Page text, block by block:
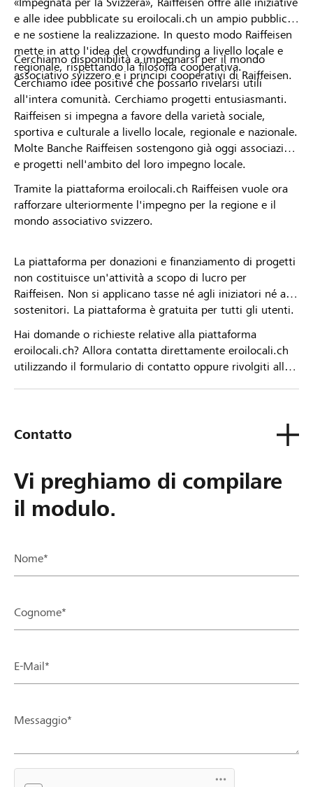
e alle idee pubblicate su eroilocali.ch un ampio pubblico
e ne sostiene la realizzazione. In questo modo Raiffeisen
mette in atto l'idea del crowdfunding a livello locale e
regionale, rispettando la filosofia cooperativa.
Cerchiamo idee positive che possano rivelarsi utili
all'intera comunità. Cerchiamo progetti entusiasmanti.
Cerchiamo disponibilità a impegnarsi per il mondo
associativo svizzero e i principi cooperativi di Raiffeisen.
Raiffeisen si impegna a favore della varietà sociale,
sportiva e culturale a livello locale, regionale e nazionale.
Molte Banche Raiffeisen sostengono già oggi associazioni
e progetti nell'ambito del loro impegno locale.
Tramite la piattaforma eroilocali.ch Raiffeisen vuole ora
rafforzare ulteriormente l'impegno per la regione e il
mondo associativo svizzero.
La piattaforma per donazioni e finanziamento di progetti
non costituisce un'attività a scopo di lucro per
Raiffeisen. Non si applicano tasse né agli iniziatori né ai
sostenitori. La piattaforma è gratuita per tutti gli utenti.
Hai domande o richieste relative alla piattaforma
eroilocali.ch? Allora contatta direttamente eroilocali.ch
utilizzando il formulario di contatto oppure rivolgiti alla
Contatto
Vi preghiamo di compilare
il modulo.
Nome*
Cognome*
E-Mail*
Messaggio*